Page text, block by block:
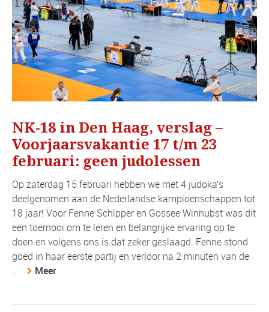
NK-18 in Den Haag, verslag –
Voorjaarsvakantie 17 t/m 23
februari: geen judolessen
Op zaterdag 15 februari hebben we met 4 judoka's
deelgenomen aan de Nederlandse kampioenschappen tot
18 jaar! Voor Fenne Schipper en Gossee Winnubst was dit
een toernooi om te leren en belangrijke ervaring op te
doen en volgens ons is dat zeker geslaagd. Fenne stond
goed in haar eerste partij en verloor na 2 minuten van de
...
Meer